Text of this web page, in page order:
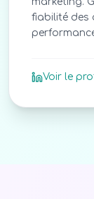
fiabilité des
Voir le